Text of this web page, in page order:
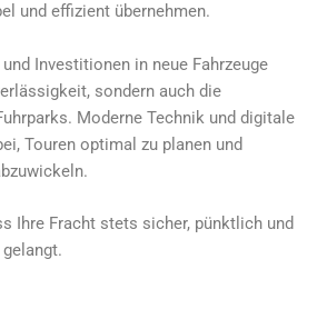
und effizient übernehmen.
Investitionen in neue Fahrzeuge
sondern auch die
Moderne Technik und digitale
Touren optimal zu planen und
Ihre Fracht stets sicher, pünktlich und